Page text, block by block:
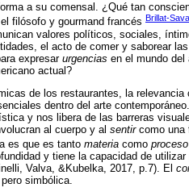
a su comensal. ¿Qué tan
filósofo y gourmand francés Brillat-
valores políticos, sociales,
el acto de comer y saborear
expresar urgencias en el mundo
actual?
de los restaurantes, la
dentro del arte
y nos libera de las barreras
al cuerpo y al sentircomo una
es que es tanto materia como proceso
y tiene la capacidad de
Valva, &Kubelka, 2017, p.7). El
simbólica.